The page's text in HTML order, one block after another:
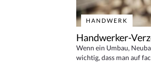
HANDWERK
Handwerker-
Wenn ein Umbau,
wichtig, dass man auf